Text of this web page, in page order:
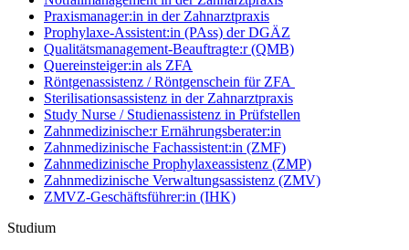
Praxismanager:in in der Zahnarztpraxis
Prophylaxe-Assistent:in (PAss) der DGÄZ
Qualitätsmanagement-Beauftragte:r (QMB)
Quereinsteiger:in als ZFA
Röntgenassistenz / Röntgenschein für ZFA
Sterilisationsassistenz in der Zahnarztpraxis
Study Nurse / Studienassistenz in Prüfstellen
Zahnmedizinische:r Ernährungsberater:in
Zahnmedizinische Fachassistent:in (ZMF)
Zahnmedizinische Prophylaxeassistenz (ZMP)
Zahnmedizinische Verwaltungsassistenz (ZMV)
ZMVZ-Geschäftsführer:in (IHK)
Studium